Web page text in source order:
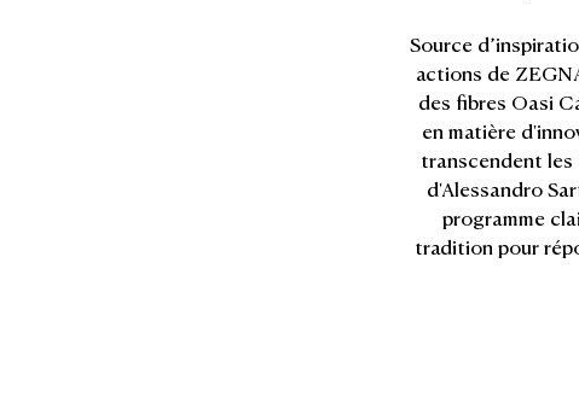
Source
actions de
des fibres Oasi
en matière
transcendent
d'Alessandro
programme
tradition pour